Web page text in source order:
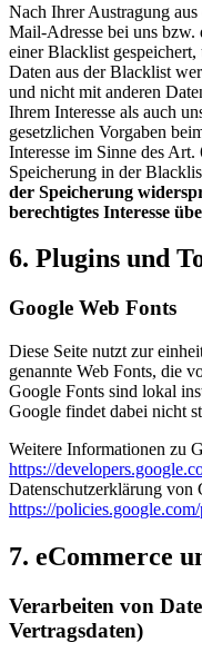
Nach Ihrer Austragung
Mail-Adresse bei uns bzw.
einer Blacklist
Daten aus der Blacklist
und nicht mit anderen
Ihrem Interesse als auch
gesetzlichen Vorgaben
Interesse im Sinne des
Speicherung in der
der Speicherung
berechtigtes Interesse
6. Plugins und
Google Web Fonts
Diese Seite nutzt zur
genannte Web Fonts, die
Google Fonts sind lokal
Google findet dabei nicht
Weitere Informationen zu
https://
Datenschutzerklärung von
https://
7. eCommerce
Verarbeiten von
Vertragsdaten)